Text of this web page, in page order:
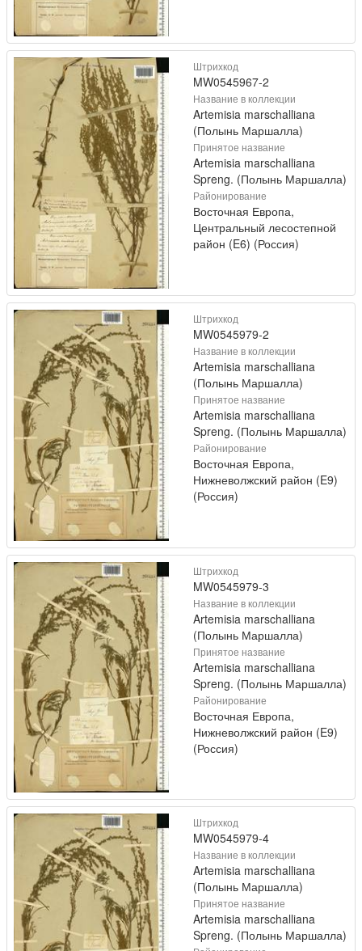
Штрихкод
MW0545967-2
Название в коллекции
Artemisia marschalliana
(Полынь Маршалла)
Принятое название
Artemisia marschalliana
Spreng. (Полынь Маршалла)
Районирование
Восточная Европа,
Центральный лесостепной
район (E6) (Россия)
Штрихкод
MW0545979-2
Название в коллекции
Artemisia marschalliana
(Полынь Маршалла)
Принятое название
Artemisia marschalliana
Spreng. (Полынь Маршалла)
Районирование
Восточная Европа,
Нижневолжский район (E9)
(Россия)
Штрихкод
MW0545979-3
Название в коллекции
Artemisia marschalliana
(Полынь Маршалла)
Принятое название
Artemisia marschalliana
Spreng. (Полынь Маршалла)
Районирование
Восточная Европа,
Нижневолжский район (E9)
(Россия)
Штрихкод
MW0545979-4
Название в коллекции
Artemisia marschalliana
(Полынь Маршалла)
Принятое название
Artemisia marschalliana
Spreng. (Полынь Маршалла)